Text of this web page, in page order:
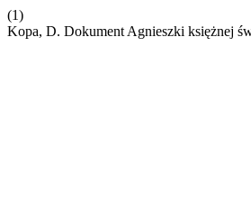
(1)
Kopa, D. Dokument Agnieszki księżnej